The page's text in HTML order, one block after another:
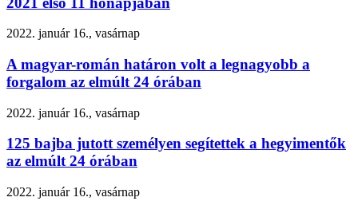
2022. január 16., vasárnap
A magyar-román határon volt a legnagyobb a
forgalom az elmúlt 24 órában
2022. január 16., vasárnap
125 bajba jutott személyen segítettek a hegyimentők
az elmúlt 24 órában
2022. január 16., vasárnap